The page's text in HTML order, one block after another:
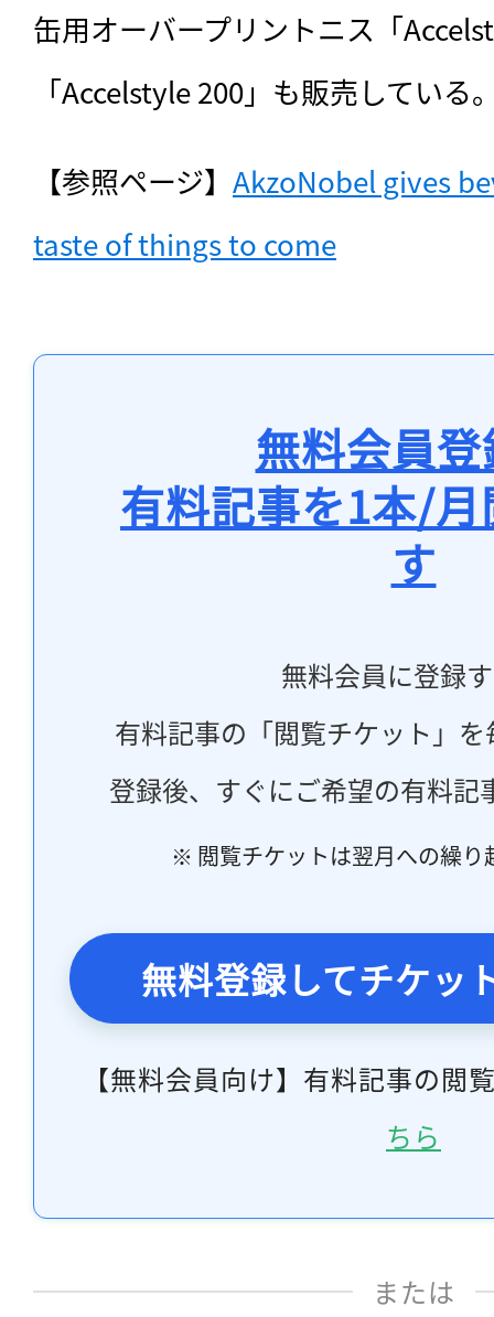
缶用オーバープリントニス「
「Accelstyle 200」も販売している
【参照ページ】 AkzoNobel gives
taste of things to come
無料会員
有料記事を1本/
す
無料会員に登録
有料記事の「閲覧チケット」
登録後、すぐにご希望の有料記
※ 閲覧チケットは翌月への繰り
無料登録してチケッ
【無料会員向け】有料記事の閲
ちら
または